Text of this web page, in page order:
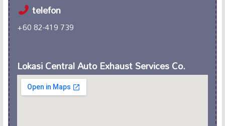
telefon
+60 82-419 739
Lokasi Central Auto Exhaust Services Co.